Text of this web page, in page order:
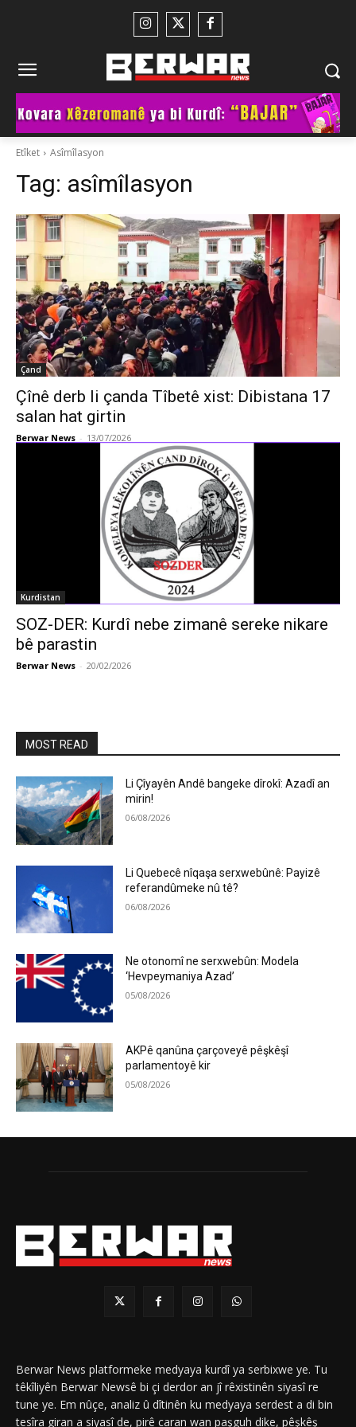
Etîket Asîmîlasyon
Tag: asîmîlasyon
Çand
Çînê derb li çanda Tîbetê xist: Dibistana 17
salan hat girtin
Berwar News - 13/07/2026
Kurdistan
SOZ-DER: Kurdî nebe zimanê sereke nikare
bê parastin
Berwar News - 20/02/2026
MOST READ
Li Çîyayên Andê bangeke dîrokî: Azadî an
mirin!
06/08/2026
Li Quebecê nîqaşa serxwebûnê: Payizê
referandûmeke nû tê?
06/08/2026
Ne otonomî ne serxwebûn: Modela
‘Hevpeymaniya Azad’
05/08/2026
AKPê qanûna çarçoveyê pêşkêşî
parlamentoyê kir
05/08/2026
Berwar News platformeke medyaya kurdî ya serbixwe ye. Tu
têkîliyên Berwar Newsê bi çi derdor an jî rêxistinên siyasî re
tune ye. Em nûçe, analiz û dîtinên ku medyaya serdest a di bin
tesîra giran a siyasî de, pirê caran wan paşguh dike, pêşkêş